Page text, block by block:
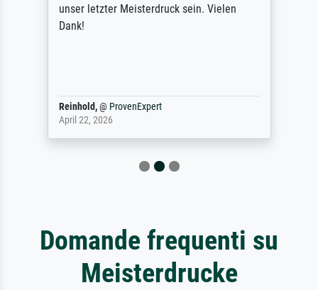
unser letzter Meisterdruck sein. Vielen
Dank!
Reinhold,@ ProvenExpert
April 22, 2026
Domande frequenti su
Meisterdrucke